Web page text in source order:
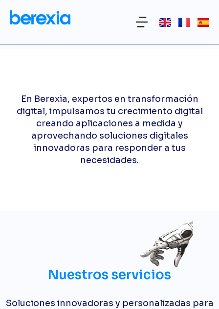
En Berexia, expertos en transformación
digital, impulsamos tu crecimiento digital
creando aplicaciones a medida y
aprovechando soluciones digitales
innovadoras para responder a tus
necesidades.
Nuestros servicios
Soluciones innovadoras y personalizadas para